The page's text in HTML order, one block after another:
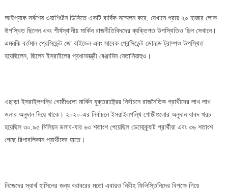
আইপ্যাক সর্বশেষ ওয়াশিংটন ডিসিতে একটি বার্ষিক সম্মেলন করে, যেখানে প্রায় ২০ হাজার লোক
উপস্থিত ছিলেন এবং শীর্ষস্থানীয় মার্কিন রাজনীতিবিদদের ব্যক্তিগত উপস্থিতিও ছিল সেখানে।
এমনকি বর্তমান প্রেসিডেন্ট জো বাইডেন এবং সাবেক প্রেসিডেন্ট ডোনাল্ড ট্রাম্পও উপস্থিত
হয়েছিলেন, ছিলেন ইসরাইলের প্রধানমন্ত্রী বেঞ্জামিন নেতানিয়াহুও।
এছাড়া ইসরাইলপন্থি গোষ্ঠীগুলো মার্কিন যুক্তরাষ্ট্রের নির্বাচনে রাজনৈতিক প্রার্থীদের লাখ লাখ
ডলার অনুদান দিয়ে থাকে। ২০২০-এর নির্বাচনে ইসরাইলপন্থি গোষ্ঠীগুলোর অনুদান বাবদ খরচ
হয়েছিল ৩০.৯৫ মিলিয়ন ডলার-যার ৬৩ শতাংশ পেয়েছিল ডেমোক্র্যাট প্রার্থীরা এবং ৩৬ শতাংশ
গেছে রিপাবলিকান প্রার্থীদের হাতে।
নিজেদের স্বার্থ হাসিলের জন্য বরাবরের মতো এবারও নিরীহ ফিলিস্তিনিদের বিপক্ষে গিয়ে